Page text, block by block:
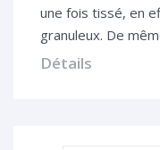
une fois tissé, en
granuleux. De
Détails